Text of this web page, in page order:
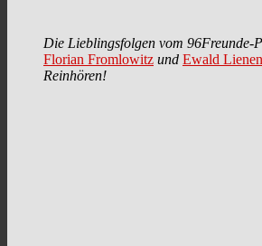
Die Lieblingsfolgen vom 96Freunde-
Florian Fromlowitz und Ewald Lienen
Reinhören!